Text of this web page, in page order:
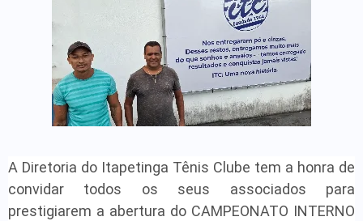
A Diretoria do Itapetinga Tênis Clube tem a honra de
convidar todos os seus associados para
prestigiarem a abertura do CAMPEONATO INTERNO